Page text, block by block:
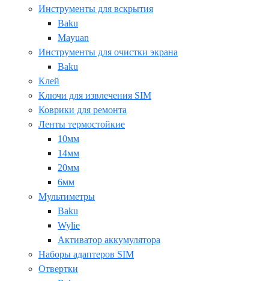
Инструменты для вскрытия
Baku
Mayuan
Инструменты для очистки экрана
Baku
Клей
Ключи для извлечения SIM
Коврики для ремонта
Ленты термостойкие
10мм
14мм
20мм
6мм
Мультиметры
Baku
Wylie
Активатор аккумулятора
Наборы адаптеров SIM
Отвертки